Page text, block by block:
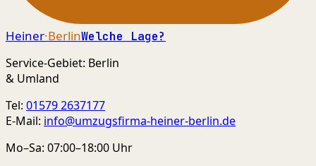
Heiner·BerlinWelche Lage?
Service-Gebiet: Berlin
& Umland
Tel: 01579 2637177
E-Mail: info@umzugsfirma-heiner-berlin.de
Mo–Sa: 07:00–18:00 Uhr